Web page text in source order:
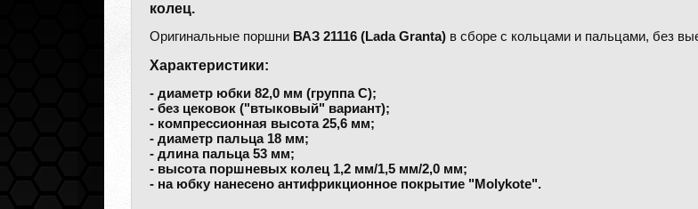
колец.
Оригинальные поршни ВАЗ 21116 (Lada Granta) в сборе с кольцами и пальцами, без
Характеристики:
- диаметр юбки 82,0 мм (группа С);
- без цековок ("втыковый" вариант);
- компрессионная высота 25,6 мм;
- диаметр пальца 18 мм;
- длина пальца 53 мм;
- высота поршневых колец 1,2 мм/1,5 мм/2,0 мм;
- на юбку нанесено антифрикционное покрытие "Molykote".